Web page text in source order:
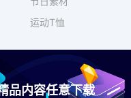
运动T恤
品内容任意下载